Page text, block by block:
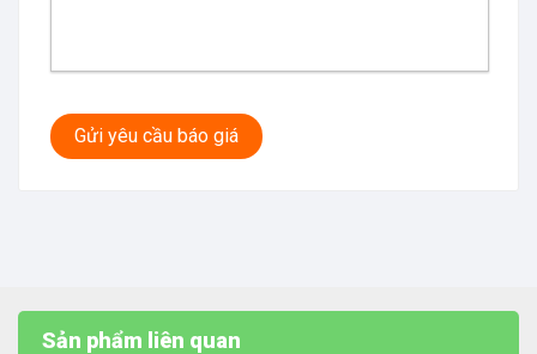
Gửi yêu cầu báo giá
Sản phẩm liên quan